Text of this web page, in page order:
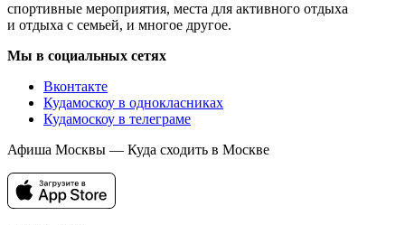
спортивные мероприятия, места для активного отдыха
и отдыха с семьей, и многое другое.
Мы в социальных сетях
Вконтакте
Кудамоскоу в однокласниках
Кудамоскоу в телеграме
Афиша Москвы — Куда сходить в Москве